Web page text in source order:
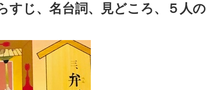
すじ、名台詞、見どころ、５人の